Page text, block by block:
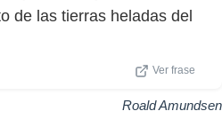
de las tierras heladas del
Ver frase
Roald Amundsen